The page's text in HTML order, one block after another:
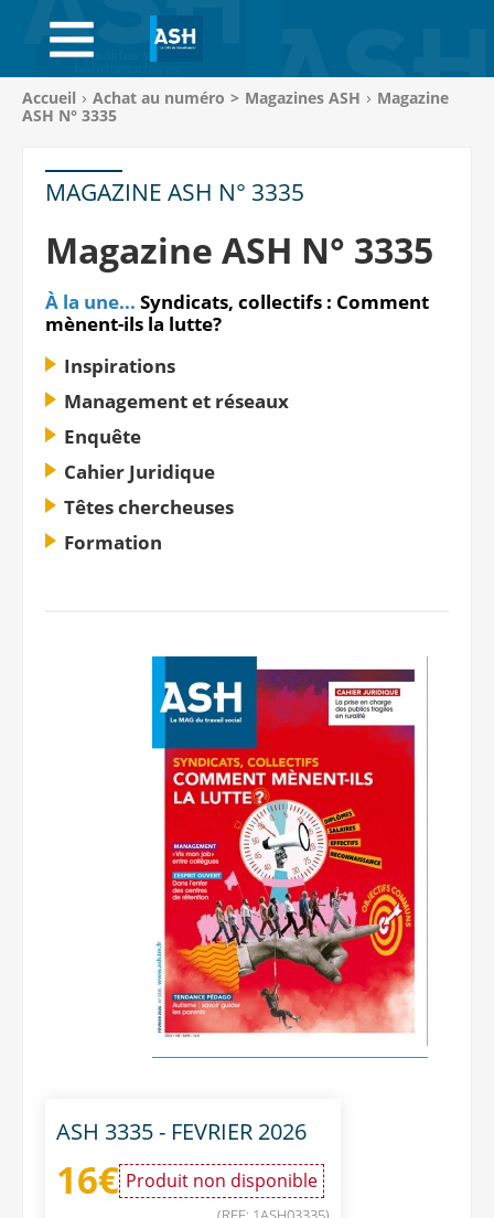
ACCUEIL
ABONNEMENTS
ACHAT AU NUMÉRO
LIBRAIRIE
PAGE ENTREPRISE
CV-THÈQUE
PANIER
Notre site éditorial
Vous
êtes
Accueil Achat au numéro > Magazines ASH
Magazine
ASH N° 3335
MAGAZINE ASH N° 3335
Magazine ASH N° 3335
À la une... Syndicats, collectifs : Comment
mènent-ils la lutte?
Inspirations
Management et réseaux
Enquête
Cahier Juridique
Têtes chercheuses
Formation
ASH 3335 - FEVRIER 2026
16€ Produit non disponible